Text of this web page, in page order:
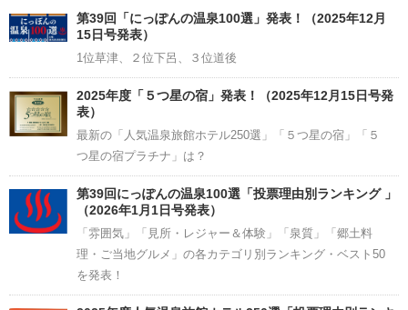
Channel
第39回「にっぽんの温泉100選」発表！（2025年12月
15日号発表）
1位草津、２位下呂、３位道後
2025年度「５つ星の宿」発表！（2025年12月15日号発
表）
最新の「人気温泉旅館ホテル250選」「５つ星の宿」「５
つ星の宿プラチナ」は？
第39回にっぽんの温泉100選「投票理由別ランキング 」
（2026年1月1日号発表）
「雰囲気」「見所・レジャー＆体験」「泉質」「郷土料
理・ご当地グルメ」の各カテゴリ別ランキング・ベスト50
を発表！